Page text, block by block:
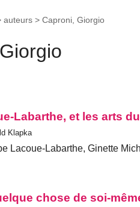
auteurs > Caproni, Giorgio
Labarthe, et les arts
Klapka
Lacoue-Labarthe, Ginette
chose de soi-